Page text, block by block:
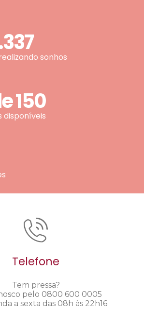
sonhos
150
disponíveis
Telefone
Tem pressa?
pelo 0800 600 0005
a sexta das 08h às 22h16